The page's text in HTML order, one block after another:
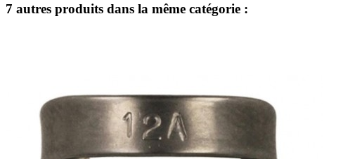
7 autres produits dans la même catégorie :